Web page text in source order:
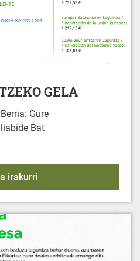
GELA
Gure
Bat
irakurri